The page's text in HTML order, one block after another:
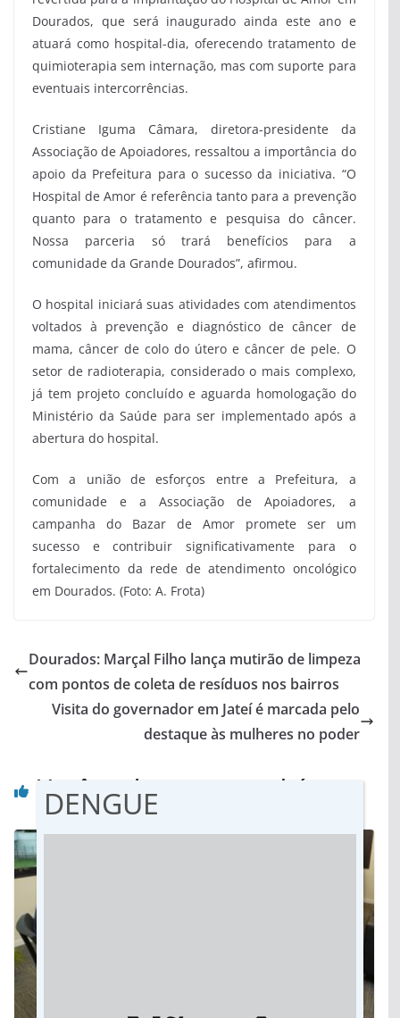
Dourados, que será inaugurado ainda este ano e
atuará como hospital-dia, oferecendo tratamento de
quimioterapia sem internação, mas com suporte para
eventuais intercorrências.
Cristiane Iguma Câmara, diretora-presidente da
Associação de Apoiadores, ressaltou a importância do
apoio da Prefeitura para o sucesso da iniciativa. “O
Hospital de Amor é referência tanto para a prevenção
quanto para o tratamento e pesquisa do câncer.
Nossa parceria só trará benefícios para a
comunidade da Grande Dourados”, afirmou.
O hospital iniciará suas atividades com atendimentos
voltados à prevenção e diagnóstico de câncer de
mama, câncer de colo do útero e câncer de pele. O
setor de radioterapia, considerado o mais complexo,
já tem projeto concluído e aguarda homologação do
Ministério da Saúde para ser implementado após a
abertura do hospital.
Com a união de esforços entre a Prefeitura, a
comunidade e a Associação de Apoiadores, a
campanha do Bazar de Amor promete ser um
sucesso e contribuir significativamente para o
fortalecimento da rede de atendimento oncológico
em Dourados. (Foto: A. Frota)
Dourados: Marçal Filho lança mutirão de limpeza
com pontos de coleta de resíduos nos bairros
Visita do governador em Jateí é marcada pelo
destaque às mulheres no poder
Você pode gostar também
DENGUE